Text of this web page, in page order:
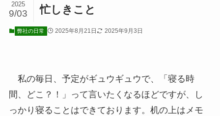
忙しきこと
2025
9/03
弊社の日常 2025年8月21日 2025年9月3日
私の毎日、予定がギュウギュウで、「寝る時
間、どこ？！」って言いたくなるほどですが、し
っかり寝ることはできております。机の上はメモ